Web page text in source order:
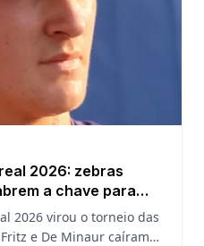
2026: zebras
a chave para
2026 virou o torneio das
e De Minaur caíram